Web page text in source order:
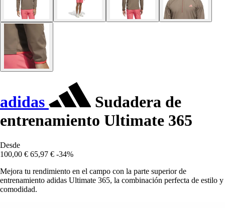
adidas
Sudadera de
entrenamiento Ultimate 365
Desde
100,00 € 65,97 € -34%
Mejora tu rendimiento en el campo con la parte superior de
entrenamiento adidas Ultimate 365, la combinación perfecta de estilo y
comodidad.